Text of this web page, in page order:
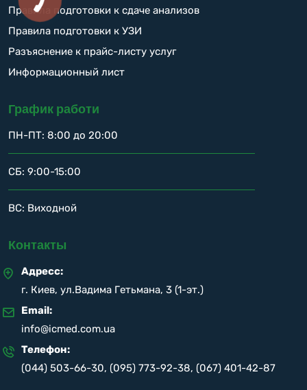
Правила подготовки к сдаче анализов
Правила подготовки к УЗИ
Разъяснение к прайс-листу услуг
Информационный лист
График работи
ПН-ПТ: 8:00 до 20:00
СБ: 9:00-15:00
ВС: Виходной
Контакты
Адресс:
г. Киев, ул.Вадима Гетьмана, 3 (1-эт.)
Email:
info@icmed.com.ua
Телефон:
(044) 503-66-30, (095) 773-92-38, (067) 401-42-87